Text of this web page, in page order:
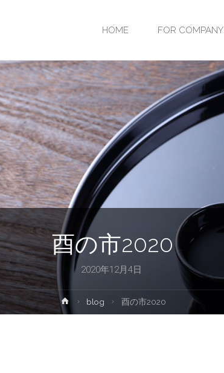
HOME FOR COMPANY
酉の市2020
2020年12月4日
blog 酉の市2020